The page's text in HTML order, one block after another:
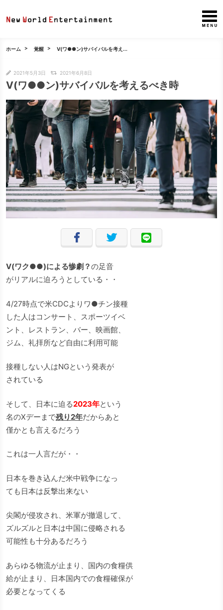
ホーム 覚醒 V(ワ●●ン)サバイバルを考え...
2021年5月3日 2021年6月8日
V(ワ●●ン)サバイバルを考えるべき時
V(ワク●●)による惨劇？の足音
がリアルに迫ろうとしている・・
4/27時点で米CDCよりワ●チン接種
した人はコンサート、スポーツイベ
ント、レストラン、バー、映画館、
ジム、礼拝所など自由に利用可能
接種しない人はNGという発表が
されている
そして、日本に迫る2023年という
名のXデーまで残り2年だからあと
僅かとも言えるだろう
これは一人言だが・・
日本を巻き込んだ米中戦争になっ
ても日本は反撃出来ない
尖閣が侵攻され、米軍が撤退して、
ズルズルと日本は中国に侵略される
可能性も十分あるだろう
あらゆる物流が止まり、国内の食糧供
給が止まり、日本国内での食糧確保が
必要となってくる